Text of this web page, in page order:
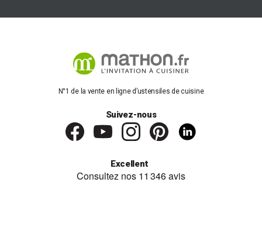
N°1 de la vente en ligne d’ustensiles de cuisine
Suivez-nous
Excellent